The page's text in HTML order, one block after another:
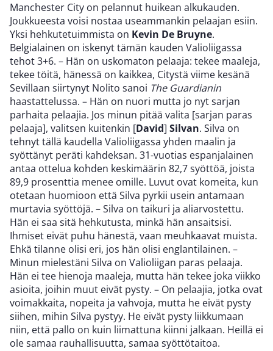
Manchester City on pelannut huikean alkukauden.
Joukkueesta voisi nostaa useammankin pelaajan esiin.
Yksi hehkutetuimmista on Kevin De Bruyne.
Belgialainen on iskenyt tämän kauden Valioliigassa
tehot 3+6. – Hän on uskomaton pelaaja: tekee maaleja,
tekee töitä, hänessä on kaikkea, Citystä viime kesänä
Sevillaan siirtynyt Nolito sanoi The Guardianin
haastattelussa. – Hän on nuori mutta jo nyt sarjan
parhaita pelaajia. Jos minun pitää valita [sarjan paras
pelaaja], valitsen kuitenkin [David] Silvan. Silva on
tehnyt tällä kaudella Valioliigassa yhden maalin ja
syöttänyt peräti kahdeksan. 31-vuotias espanjalainen
antaa ottelua kohden keskimäärin 82,7 syöttöä, joista
89,9 prosenttia menee omille. Luvut ovat komeita, kun
otetaan huomioon että Silva pyrkii usein antamaan
murtavia syöttöjä. – Silva on taikuri ja aliarvostettu.
Hän ei saa sitä hehkutusta, minkä hän ansaitsisi.
Ihmiset eivät puhu hänestä, vaan meuhkaavat muista.
Ehkä tilanne olisi eri, jos hän olisi englantilainen. –
Minun mielestäni Silva on Valioliigan paras pelaaja.
Hän ei tee hienoja maaleja, mutta hän tekee joka viikko
asioita, joihin muut eivät pysty. – On pelaajia, jotka ovat
voimakkaita, nopeita ja vahvoja, mutta he eivät pysty
siihen, mihin Silva pystyy. He eivät pysty liikkumaan
niin, että pallo on kuin liimattuna kiinni jalkaan. Heillä ei
ole samaa rauhallisuutta, samaa syöttötaitoa.